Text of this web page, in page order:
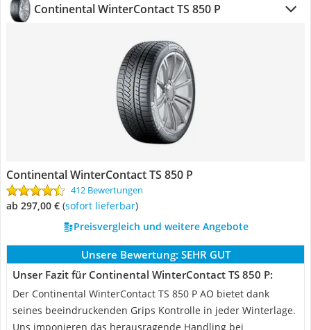
Continental WinterContact TS 850 P
Continental WinterContact TS 850 P
412 Bewertungen
ab 297,00 € ( Sofort lieferbar)
Preisvergleich und weitere Angebote
Unsere Bewertung: SEHR GUT
Unser Fazit für Continental WinterContact TS 850 P:
Der Continental WinterContact TS 850 P AO bietet dank
seines beeindruckenden Grips Kontrolle in jeder Winterlage.
Uns imponieren das herausragende Handling bei